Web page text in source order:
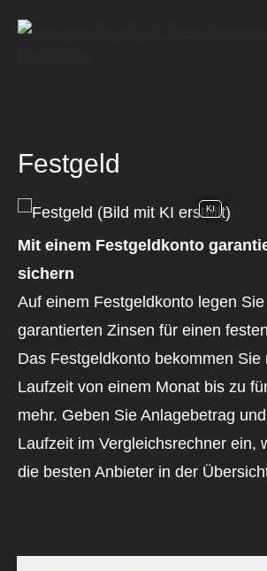
Festgeld
KI
Mit einem Festgeldkonto
sichern
Auf einem Festgeldkonto legen
garantierten Zinsen für einen
Das Festgeldkonto bekommen Sie
Laufzeit von einem Monat bis zu
mehr. Geben Sie Anlagebetrag
Laufzeit im Vergleichsrechner ein,
die besten Anbieter in der